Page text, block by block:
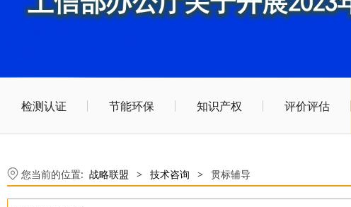
检测认证 节能环保 知识产权 评价评估
您当前的位置: 战略联盟 > 技术咨询 > 贯标辅导